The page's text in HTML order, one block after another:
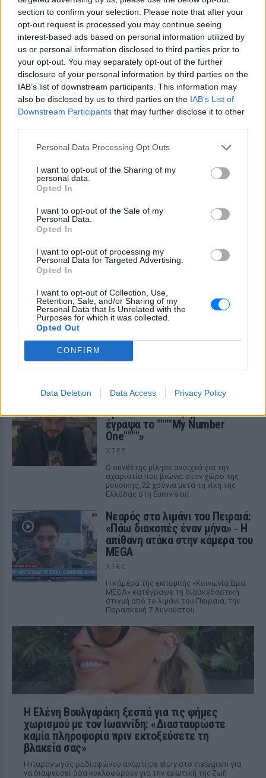
section to confirm your selection. Please note that after your
opt-out request is processed you may continue seeing
interest-based ads based on personal information utilized by
us or personal information disclosed to third parties prior to
your opt-out. You may separately opt-out of the further
disclosure of your personal information by third parties on the
IAB’s list of downstream participants. This information may
also be disclosed by us to third parties on the IAB’s List of
Downstream Participants that may further disclose it to other
Personal Data Processing Opt Outs
I want to opt-out of the Sharing of my
personal data.
Opted In
I want to opt-out of the Sale of my
Personal Data.
Opted In
I want to opt-out of processing my
Personal Data for Targeted Advertising.
Opted In
I want to opt-out of Collection, Use,
Retention, Sale, and/or Sharing of my
Personal Data that Is Unrelated with the
Purposes for which it was collected.
Opted Out
CONFIRM
Data Deletion Data Access Privacy Policy
μεγάλης οικογένειας της Φίνος Φιλμ,
αναφέρεται χαρακτηριστικά
Μαρίνα Βερνίκου: Πόζαρε με
λαγοκέφαλο στο χέρι
ΣΉΜΕΡΑ
Η Μαρίνα Βερνίκου εξηγεί πώς να
αντιδρούμε όταν συναντάμε λαγοκέφαλο
στη θάλασσα
ανάρτηση του συντρόφου της για τον ερχομό
του γιου τους
μαμά, καλωσορίζοντας στον κόσμο ένα υγιέστατο αγοράκι
το βράδυ της Παρασκευής 7 Αυγούστου.
ΣΉΜΕΡΑ
Νοσηλεύτρια πήγε κομμωτήριο
πρώτη φορά μετά από 4 χρόνια
έγινε viral
Ενώ φρόντιζε όλους τους άλλους...
Χρήστος Δάντης: «Συνάδελφοι
προσπαθούν να ξεχάσουν ότι
έγραψα το """"My Number
One""""»
ΧΤΕΣ
Ο συνθέτης μίλησε ανοιχτά για την
αχαριστία που βιώνει στον χώρο της
μουσικής, 22 χρόνια μετά τη νίκη της
Ελλάδας στη Eurovision.
Νεαρός στο λιμάνι του Πειραιά:
«Πάω διακοπές έναν μήνα» ‑ Η
απίθανη ατάκα στην κάμερα του
MEGA
ΧΤΕΣ
Η κάμερα της εκπομπής «Κοινωνία Ώρα
MEGA» κατέγραψε τη διασκεδαστική
στιγμή από το λιμάνι του Πειραιά, την
Παρασκευή 7 Αυγούστου.
Η Ελένη Βουλγαράκη ξεσπά για τις φήμες
χωρισμού με τον Ιωαννίδη: «Διασταυρώστε
καμία πληροφορία πριν εκτοξεύσετε τη
βλακεία σας»
Η παραγωγός ραδιοφώνου ανάρτησε story στο Instagram για
να διαψεύσει όσα κυκλοφορούν για την ερωτική της ζωή